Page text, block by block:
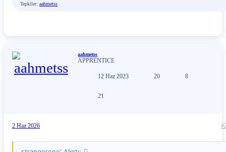
Tepkiler: aahmetss
aahmetss
APPRENTICE
12 Haz 2023 20 8
21
2 Haz 2026